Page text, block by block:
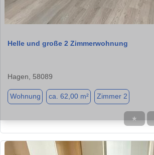
Helle und große 2 Zimmerwohnung
Hagen, 58089
Wohnung ca. 62,00 m² Zimmer 2
★